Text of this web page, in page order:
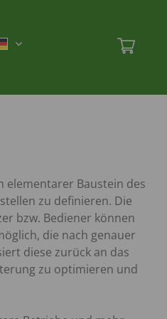
elementarer Baustein des
zu definieren. Die
bzw. Bediener können
die nach genauer
diese zurück an das
zu optimieren und